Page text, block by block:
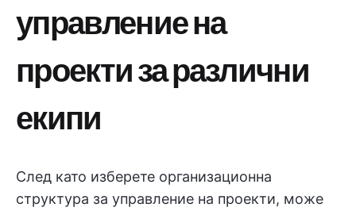
управление на
проекти за различни
екипи
След като изберете организационна
структура за управление на проекти, може